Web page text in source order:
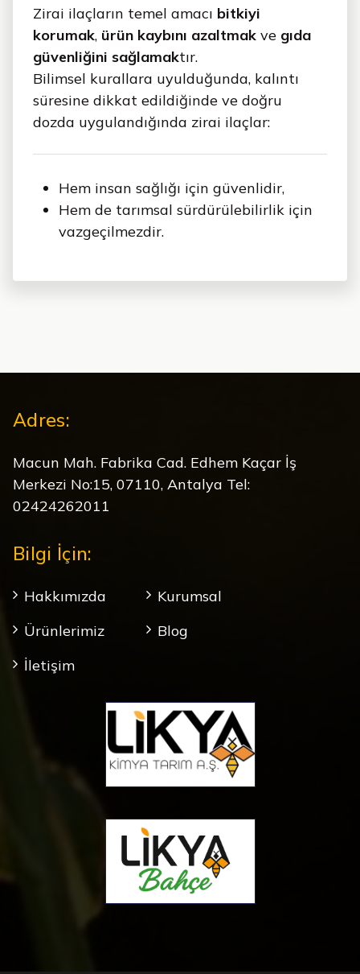
Zirai ilaçların temel amacı bitkiyi
korumak, ürün kaybını azaltmak ve gıda
güvenliğini sağlamaktır.
Bilimsel kurallara uyulduğunda, kalıntı
süresine dikkat edildiğinde ve doğru
dozda uygulandığında zirai ilaçlar:
Hem insan sağlığı için güvenlidir,
Hem de tarımsal sürdürülebilirlik için
vazgeçilmezdir.
Adres:
Macun Mah. Fabrika Cad. Edhem Kaçar İş
Merkezi No:15, 07110, Antalya Tel:
02424262011
Bilgi İçin:
Hakkımızda
Kurumsal
Ürünlerimiz
Blog
İletişim